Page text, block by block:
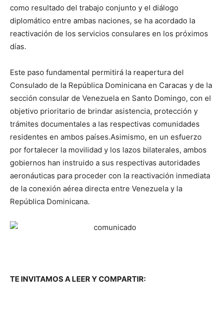
como resultado del trabajo conjunto y el diálogo
diplomático entre ambas naciones, se ha acordado la
reactivación de los servicios consulares en los próximos
días.
Este paso fundamental permitirá la reapertura del
Consulado de la República Dominicana en Caracas y de la
sección consular de Venezuela en Santo Domingo, con el
objetivo prioritario de brindar asistencia, protección y
trámites documentales a las respectivas comunidades
residentes en ambos países.Asimismo, en un esfuerzo
por fortalecer la movilidad y los lazos bilaterales, ambos
gobiernos han instruido a sus respectivas autoridades
aeronáuticas para proceder con la reactivación inmediata
de la conexión aérea directa entre Venezuela y la
República Dominicana.
TE INVITAMOS A LEER Y COMPARTIR: